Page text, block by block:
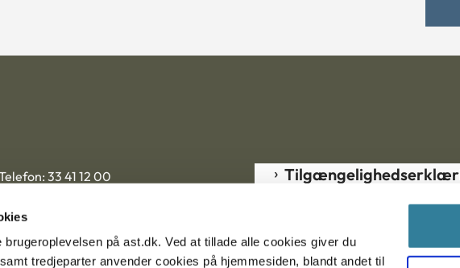
på ast.dk. Ved at tillade alle cookies giver du
tredjeparter anvender cookies på hjemmesiden, blandt andet til
33 41 12 00
9.00-12.00
ast@ast.dk